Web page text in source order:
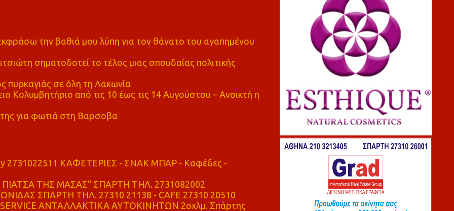
την βαθιά μου λύπη για τον θάνατο του αγαπημένου
σηματοδοτεί το τέλος μιας σπουδαίας πολιτικής
πυρκαγιάς σε όλη τη Λακωνία
Κολυμβητήριο από τις 10 έως τις 14 Αυγούστου – Ανοικτή η
για φωτιά στη Βαρσοβα
2731022511 ΚΑΦΕΤΕΡΙΕΣ - ΣΝΑΚ ΜΠΑΡ - Καφέδες -
ΤΗΣ ΜΑΣΑΣ" ΣΠΑΡΤΗ ΤΗΛ. 2731082002
ΣΠΑΡΤΗ ΤΗΛ. 27310 21138 - CAFE 27310 20510
ΑΝΤΑΛΛΑΚΤΙΚΑ ΑΥΤΟΚΙΝΗΤΩΝ 2οχλμ. Σπάρτης